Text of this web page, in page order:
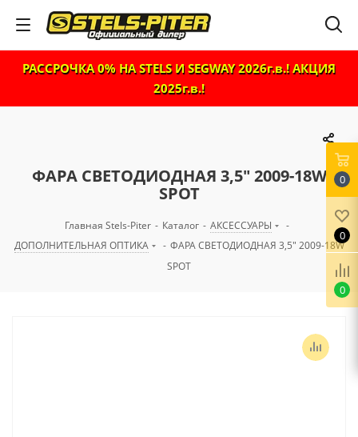
РАССРОЧКА 0% НА STELS И SEGWAY 2026г.в.! АКЦИЯ
2025г.в.!
ФАРА СВЕТОДИОДНАЯ 3,5" 2009-18W
SPOT
Главная Stels-Piter - Каталог - АКСЕССУАРЫ
-
ДОПОЛНИТЕЛЬНАЯ ОПТИКА
- ФАРА СВЕТОДИОДНАЯ 3,5" 2009-18W
SPOT
0
0
0